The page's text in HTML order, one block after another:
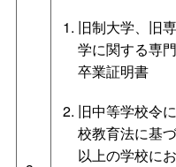
旧制大学、旧
学に関する専
卒業証明書
旧中等学校令
校教育法に基
以上の学校に